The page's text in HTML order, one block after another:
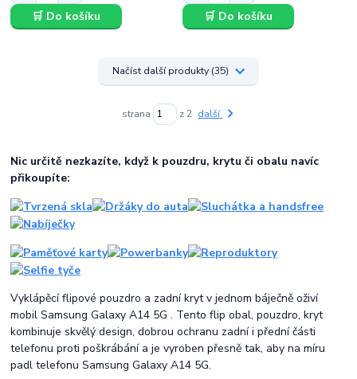
🛒 Do košíku 🛒 Do košíku
Načíst další produkty (35)
strana z 2 další
Nic určitě nezkazíte, když k pouzdru, krytu či obalu navíc
přikoupíte:
Vyklápěcí flipové pouzdro a zadní kryt v jednom báječně oživí
mobil Samsung Galaxy A14 5G . Tento flip obal, pouzdro, kryt
kombinuje skvělý design, dobrou ochranu zadní i přední části
telefonu proti poškrábání a je vyroben přesně tak, aby na míru
padl telefonu Samsung Galaxy A14 5G.